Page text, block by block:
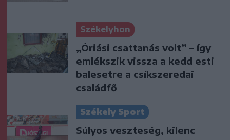
Székelyhon
„Óriási csattanás volt” – így
emlékszik vissza a kedd esti
balesetre a csíkszeredai
családfő
Székely Sport
Súlyos veszteség, kilenc